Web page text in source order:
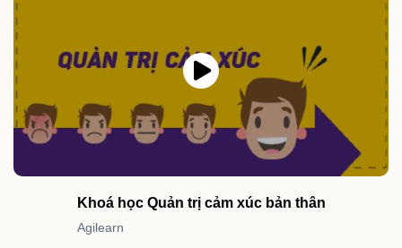
Khoá học Quản trị cảm xúc bản thân
Agilearn